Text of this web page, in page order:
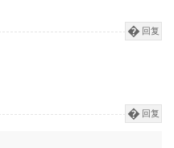
回复
回复